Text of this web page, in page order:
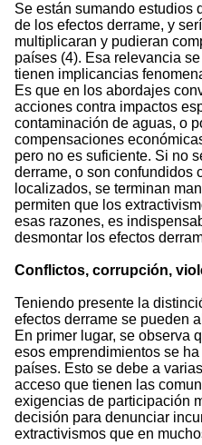
Se están sumando estudios
de los efectos derrame, y
multiplicaran y pudieran
países (4). Esa relevancia
tienen implicancias
Es que en los abordajes
acciones contra impactos
contaminación de aguas, o
compensaciones
pero no es suficiente. Si no
derrame, o son confundidos
localizados, se terminan
permiten que los
esas razones, es
desmontar los efectos
Conflictos, corrupción,
Teniendo presente la
efectos derrame se pueden
En primer lugar, se observa
esos emprendimientos se
países. Esto se debe a
acceso que tienen las
exigencias de participación
decisión para denunciar
extractivismos que en